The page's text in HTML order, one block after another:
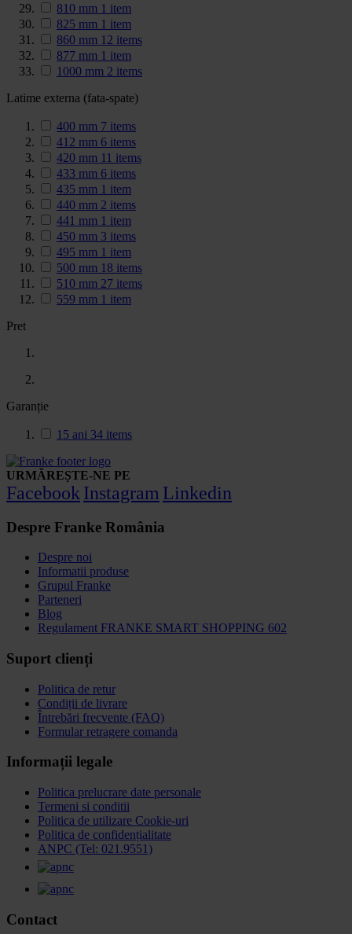
810 mm 1 item
825 mm 1 item
860 mm 12 items
877 mm 1 item
1000 mm 2 items
Latime externa (fata-spate)
400 mm 7 items
412 mm 6 items
420 mm 11 items
433 mm 6 items
435 mm 1 item
440 mm 2 items
441 mm 1 item
450 mm 3 items
495 mm 1 item
500 mm 18 items
510 mm 27 items
559 mm 1 item
Pret
Garanție
15 ani 34 items
URMĂREȘTE-NE PE
Facebook Instagram Linkedin
Despre Franke România
Despre noi
Informatii produse
Grupul Franke
Parteneri
Blog
Regulament FRANKE SMART SHOPPING 602
Suport clienți
Politica de retur
Condiții de livrare
Întrebări frecvente (FAQ)
Formular retragere comanda
Informații legale
Politica prelucrare date personale
Termeni si conditii
Politica de utilizare Cookie-uri
Politica de confidențialitate
ANPC (Tel: 021.9551)
Contact